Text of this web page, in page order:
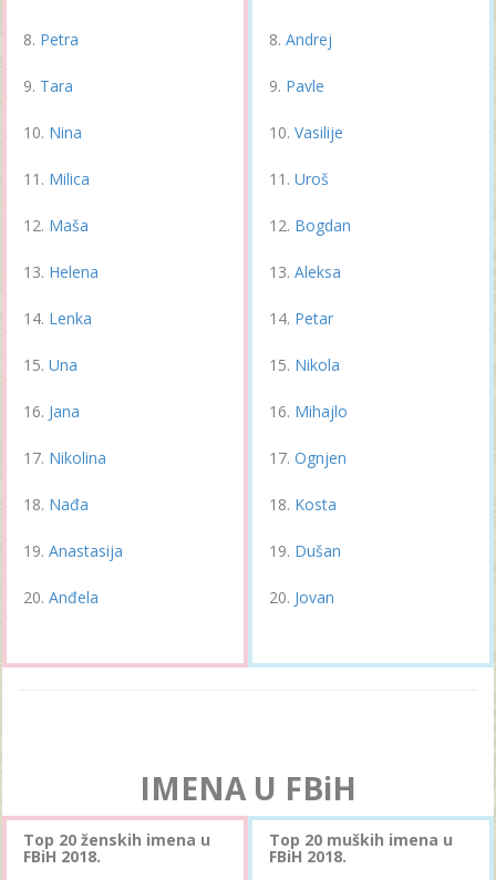
Petra
Tara
Nina
Milica
Maša
Helena
Lenka
Una
Jana
Nikolina
Nađa
Anastasija
Anđela
Andrej
Pavle
Vasilije
Uroš
Bogdan
Aleksa
Petar
Nikola
Mihajlo
Ognjen
Kosta
Dušan
Jovan
IMENA U FBiH
Top 20 ženskih imena u
FBiH 2018.
Top 20 muških imena u
FBiH 2018.